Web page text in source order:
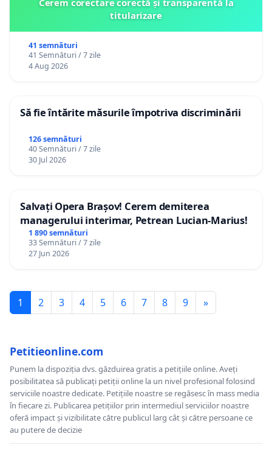
titularizare
41 semnături
41 Semnături / 7 zile
4 Aug 2026
Să fie întărite măsurile împotriva discriminării
126 semnături
40 Semnături / 7 zile
30 Jul 2026
Salvați Opera Brașov! Cerem demiterea
managerului interimar, Petrean Lucian-Marius!
1 890 semnături
33 Semnături / 7 zile
27 Jun 2026
1 2 3 4 5 6 7 8 9 »
Petitieonline.com
Punem la dispoziția dvs. găzduirea gratis a petițiile online. Aveți
posibilitatea să publicați petiții online la un nivel profesional folosind
serviciile noastre dedicate. Petițiile noastre se regăsesc în mass media
în fiecare zi. Publicarea petițiilor prin intermediul serviciilor noastre
oferă impact și vizibilitate către publicul larg cât și către persoane ce
au putere de decizie